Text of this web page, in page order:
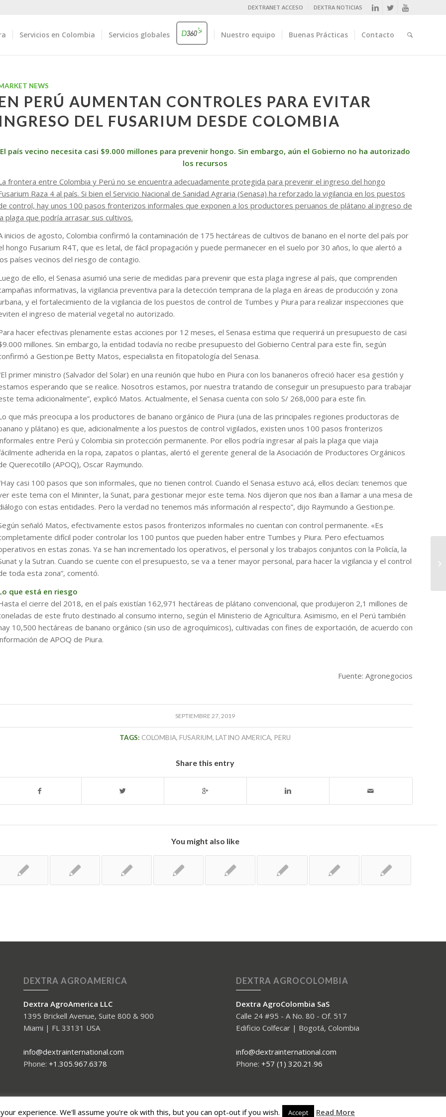
DEXTRANET ACCESO DEXTRA NOTICIAS
Servicios en Colombia Servicios globales Nuestro equipo Buenas Prácticas Contacto
NEWS
PERÚ AUMENTAN CONTROLES PARA EVITAR
DEL FUSARIUM DESDE COLOMBIA
El país vecino necesita casi $9.000 millones para prevenir hongo. Sin embargo, aún el Gobierno no ha autorizado
los recursos
frontera entre Colombia y Perú no se encuentra adecuadamente protegida para prevenir el ingreso del hongo
Raza 4 al país. Si bien el Servicio Nacional de Sanidad Agraria (Senasa) ha reforzado la vigilancia en los puestos
control, hay unos 100 pasos fronterizos informales que exponen a los productores peruanos de plátano al ingreso de
plaga que podría arrasar sus cultivos.
inicios de agosto, Colombia confirmó la contaminación de 175 hectáreas de cultivos de banano en el norte del país por
hongo Fusarium R4T, que es letal, de fácil propagación y puede permanecer en el suelo por 30 años, lo que alertó a
países vecinos del riesgo de contagio.
de ello, el Senasa asumió una serie de medidas para prevenir que esta plaga ingrese al país, que comprenden
informativas, la vigilancia preventiva para la detección temprana de la plaga en áreas de producción y zona
y el fortalecimiento de la vigilancia de los puestos de control de Tumbes y Piura para realizar inspecciones que
el ingreso de material vegetal no autorizado.
hacer efectivas plenamente estas acciones por 12 meses, el Senasa estima que requerirá un presupuesto de casi
millones. Sin embargo, la entidad todavía no recibe presupuesto del Gobierno Central para este fin, según
a Gestion.pe Betty Matos, especialista en fitopatología del Senasa.
primer ministro (Salvador del Solar) en una reunión que hubo en Piura con los bananeros ofreció hacer esa gestión y
esperando que se realice. Nosotros estamos, por nuestra tratando de conseguir un presupuesto para trabajar
tema adicionalmente”, explicó Matos. Actualmente, el Senasa cuenta con solo S/ 268,000 para este fin.
que más preocupa a los productores de banano orgánico de Piura (una de las principales regiones productoras de
y plátano) es que, adicionalmente a los puestos de control vigilados, existen unos 100 pasos fronterizos
entre Perú y Colombia sin protección permanente. Por ellos podría ingresar al país la plaga que viaja
adherida en la ropa, zapatos o plantas, alertó el gerente general de la Asociación de Productores Orgánicos
Querecotillo (APOQ), Oscar Raymundo.
casi 100 pasos que son informales, que no tienen control. Cuando el Senasa estuvo acá, ellos decían: tenemos que
este tema con el Mininter, la Sunat, para gestionar mejor este tema. Nos dijeron que nos iban a llamar a una mesa de
con estas entidades. Pero la verdad no tenemos más información al respecto”, dijo Raymundo a Gestion.pe.
señaló Matos, efectivamente estos pasos fronterizos informales no cuentan con control permanente. «Es
difícil poder controlar los 100 puntos que pueden haber entre Tumbes y Piura. Pero efectuamos
en estas zonas. Ya se han incrementado los operativos, el personal y los trabajos conjuntos con la Policía, la
y la Sutran. Cuando se cuente con el presupuesto, se va a tener mayor personal, para hacer la vigilancia y el control
toda esta zona”, comentó.
que está en riesgo
el cierre del 2018, en el país existían 162,971 hectáreas de plátano convencional, que produjeron 2,1 millones de
de este fruto destinado al consumo interno, según el Ministerio de Agricultura. Asimismo, en el Perú también
10,500 hectáreas de banano orgánico (sin uso de agroquímicos), cultivadas con fines de exportación, de acuerdo con
de APOQ de Piura.
Fuente: Agronegocios
SEPTIEMBRE 27, 2019
TAGS: COLOMBIA, FUSARIUM, LATINO AMERICA, PERU
Share this entry
You might also like
DEXTRA AGROAMERICA
Dextra AgroAmerica LLC
1395 Brickell Avenue, Suite 800 & 900
Miami | FL 33131 USA
info@dextrainternational.com
Phone: +1.305.967.6378
DEXTRA AGROCOLOMBIA
Dextra AgroColombia SaS
Calle 24 #95 - A No. 80 - Of. 517
Edificio Colfecar | Bogotá, Colombia
info@dextrainternational.com
Phone:+57 (1) 320.21.96
GDPR – Privacy – Terms and Conditions
experience. We'll assume you're ok with this, but you can opt-out if you wish. Accept Read More